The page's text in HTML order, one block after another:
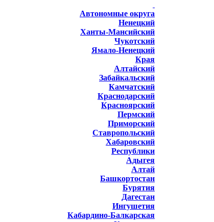
Автономные округа
Ненецкий
Ханты-Мансийский
Чукотский
Ямало-Ненецкий
Края
Алтайский
Забайкальский
Камчатский
Краснодарский
Красноярский
Пермский
Приморский
Ставропольский
Хабаровский
Республики
Адыгея
Алтай
Башкортостан
Бурятия
Дагестан
Ингушетия
Кабардино-Балкарская